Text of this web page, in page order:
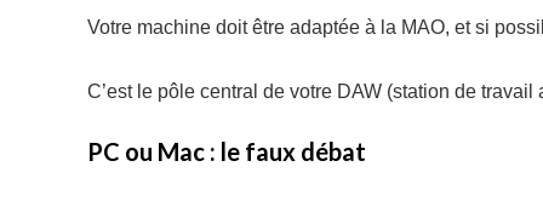
Votre machine doit être adaptée à la MAO, et si
C’est le pôle central de votre DAW (station de travail
PC ou Mac : le faux débat